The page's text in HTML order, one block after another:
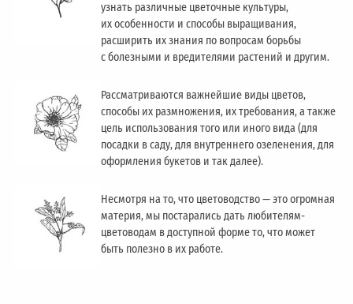
узнать различные цветочные культуры,
их особенности и способы выращивания,
расширить их знания по вопросам борьбы
с болезными и вредителями растений и другим.
Рассматриваются важнейшие виды цветов,
способы их размножения, их требования, а также
цель использования того или иного вида (для
посадки в саду, для внутреннего озеленения, для
оформления букетов и так далее).
Несмотря на то, что цветоводство — это огромная
материя, мы постарались дать любителям-
цветоводам в доступной форме то, что может
быть полезно в их работе.